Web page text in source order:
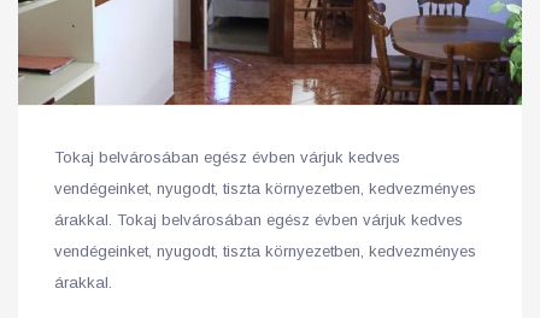
Tokaj belvárosában egész évben várjuk kedves
vendégeinket, nyugodt, tiszta környezetben, kedvezményes
árakkal. Tokaj belvárosában egész évben várjuk kedves
vendégeinket, nyugodt, tiszta környezetben, kedvezményes
árakkal.